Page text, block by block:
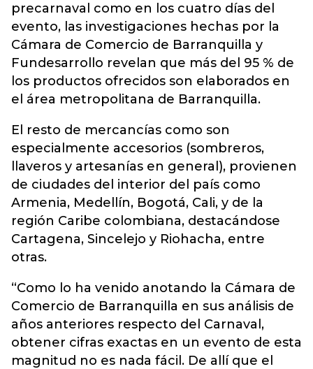
precarnaval como en los cuatro días del
evento, las investigaciones hechas por la
Cámara de Comercio de Barranquilla y
Fundesarrollo revelan que más del 95 % de
los productos ofrecidos son elaborados en
el área metropolitana de Barranquilla.
El resto de mercancías como son
especialmente accesorios (sombreros,
llaveros y artesanías en general), provienen
de ciudades del interior del país como
Armenia, Medellín, Bogotá, Cali, y de la
región Caribe colombiana, destacándose
Cartagena, Sincelejo y Riohacha, entre
otras.
“Como lo ha venido anotando la Cámara de
Comercio de Barranquilla en sus análisis de
años anteriores respecto del Carnaval,
obtener cifras exactas en un evento de esta
magnitud no es nada fácil. De allí que el